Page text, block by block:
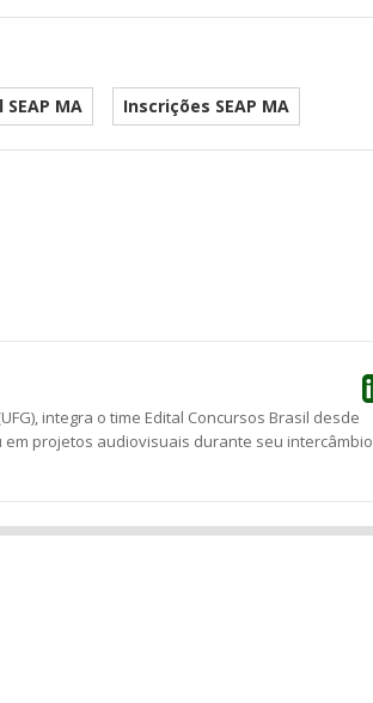
MA Inscrições SEAP MA
integra o time Edital Concursos Brasil desde
projetos audiovisuais durante seu intercâmbio